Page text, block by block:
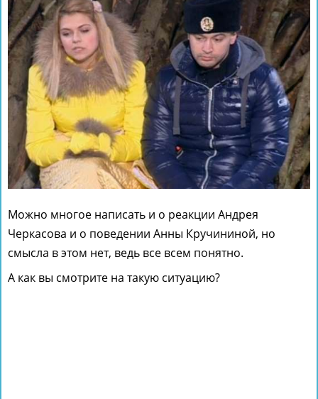
Можно многое написать и о реакции Андрея
Черкасова и о поведении Анны Кручининой, но
смысла в этом нет, ведь все всем понятно.
А как вы смотрите на такую ситуацию?